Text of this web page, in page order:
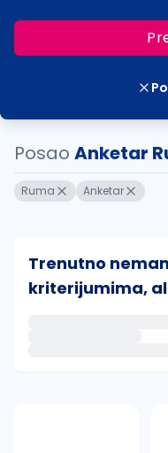
Posao Anketar
Ruma Anketar
Trenutno
kriterijumima,